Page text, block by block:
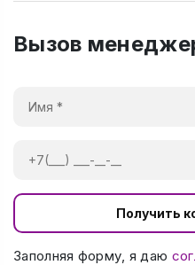
Вызов
Заполняя форму, я даю